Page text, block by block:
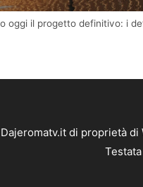
oggi il progetto definitivo: i
Dajeromatv.it di proprietà di